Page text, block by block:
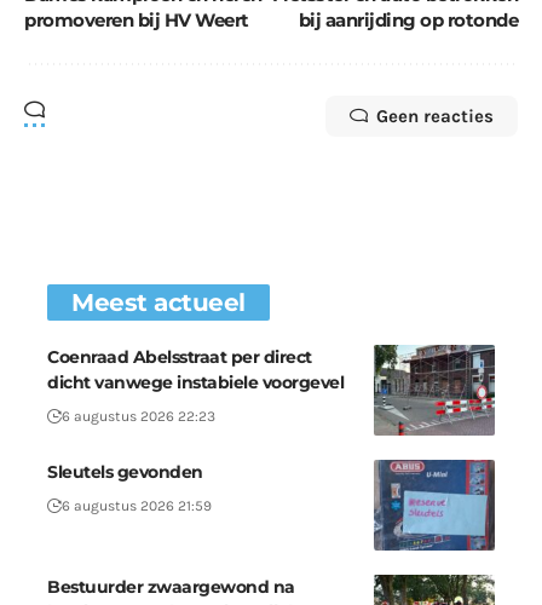
promoveren bij HV Weert
bij aanrijding op rotonde
Geen reacties
Meest actueel
Coenraad Abelsstraat per direct
dicht vanwege instabiele voorgevel
6 augustus 2026 22:23
Sleutels gevonden
6 augustus 2026 21:59
Bestuurder zwaargewond na